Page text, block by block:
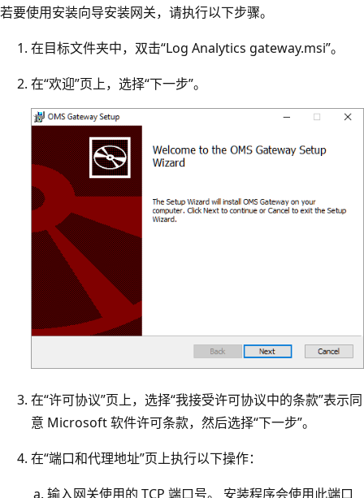
若要使用安装向导安装网关，请执行以下步骤。
在目标文件夹中，双击“Log Analytics gateway.msi”。
在“欢迎”页上，选择“下一步”。
在“许可协议”页上，选择“我接受许可协议中的条款”表示同
意 Microsoft 软件许可条款，然后选择“下一步”。
在“端口和代理地址”页上执行以下操作：
输入网关使用的 TCP 端口号。 安装程序会使用此端口